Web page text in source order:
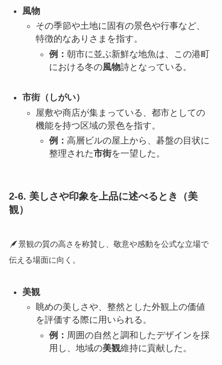
風物
その季節や土地に固有の景色や行事など、
特徴的なありさまを指す。
例： 朝市に並ぶ新鮮な地魚は、この港町
における冬の風物詩となっている。
市街（しがい）
屋敷や商店が集まっている、都市としての
機能を持つ区域の景色を指す。
例： 高層ビルの屋上から、碁盤の目状に
整理された市街を一望した。
2-6. 美しさや印象を上品に述べるとき（美
観）
景観の質の高さを称賛し、敬意や感動を公式な立場で
伝える場面に向く。
美観
眺めの美しさや、整然とした外観上の価値
を評価する際に用いられる。
例： 周囲の自然と調和したデザインを採
用し、地域の美観維持に貢献した。